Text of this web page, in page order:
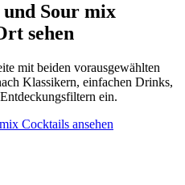
und Sour mix
sehen
mit beiden vorausgewählten
Klassikern, einfachen Drinks,
ein.
Cocktails ansehen